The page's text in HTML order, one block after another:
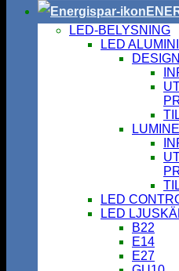
LED-BELYSNING
LED
LED
LED
B22
E14
E27